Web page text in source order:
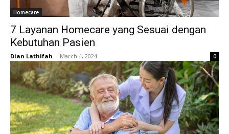
Homecare
7 Layanan Homecare yang Sesuai dengan
Kebutuhan Pasien
Dian Lathifah - March 4, 2024 0